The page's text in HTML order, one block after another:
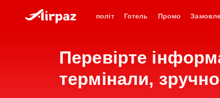
політ Готель Промо
Перевірте
термінали,